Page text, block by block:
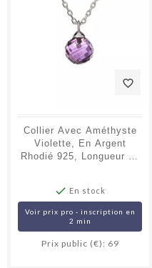
favorite_border
Collier Avec Améthyste
Violette, En Argent
Rhodié 925, Longueur 42
 En stock
Voir prix pro - inscription en
2 min
Prix public (€): 69